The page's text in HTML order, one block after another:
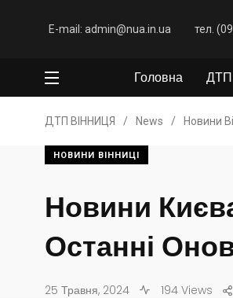
E-mail: admin@nua.in.ua тел.
Головна ДТП
ДТП ВІННИЦЯ / News / Новини
НОВИНИ ВІННИЦІ
Новини
Останні
25 Травня, 2024 194 Views